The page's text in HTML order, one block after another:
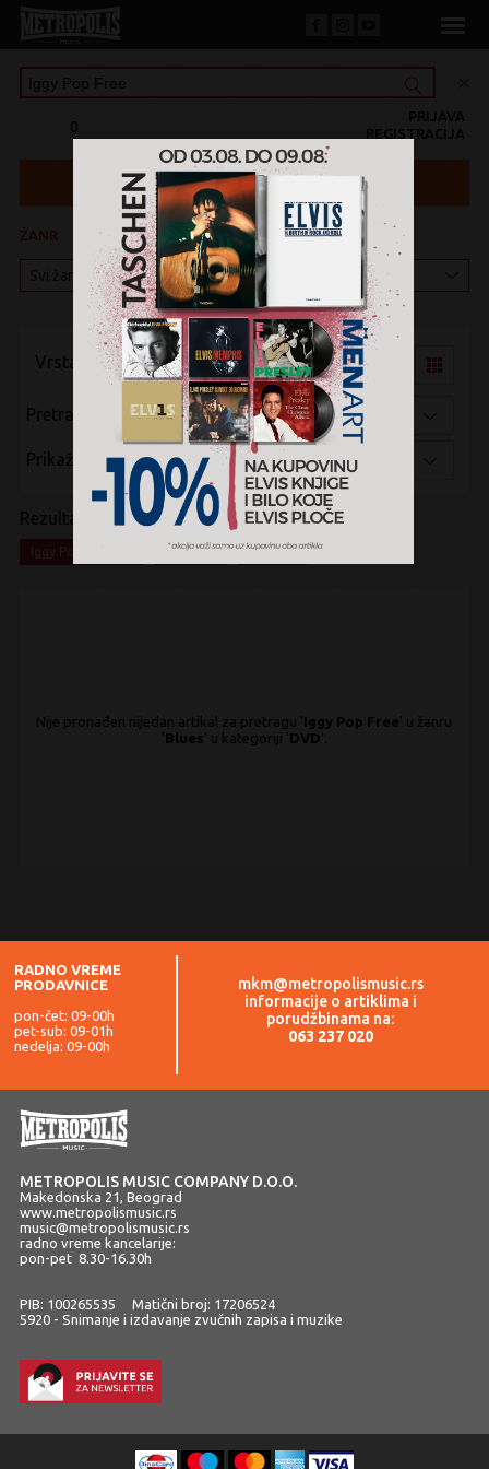
0 REGISTRACIJA
PRIJAVA
KATEGORIJA
Vrsta pregleda:
Pretraži po:
Prikaži po:
Rezultati pretrage:
Blues x DVD x
Nije pronađen nijedan artikal za pretragu 'Iggy Pop Free' u žanru
'Blues ' u kategoriji 'DVD'.
RADNO VREME
PRODAVNICE
pon-čet: 09-00h
pet-sub: 09-01h
nedelja: 09-00h
mkm@metropolismusic.rs
informacije o artiklima i
porudžbinama na:
063 237 020
METROPOLIS MUSIC COMPANY D.O.O.
Makedonska 21, Beograd
www.metropolismusic.rs
music@metropolismusic.rs
radno vreme kancelarije:
pon-pet 8.30-16.30h
PIB: 100265535 Matični broj: 17206524
5920 - Snimanje i izdavanje zvučnih zapisa i muzike